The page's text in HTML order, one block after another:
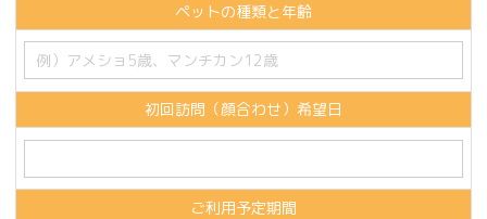
ペットの種類と年齢
初回訪問（顔合わせ）希望日
ご利用予定期間